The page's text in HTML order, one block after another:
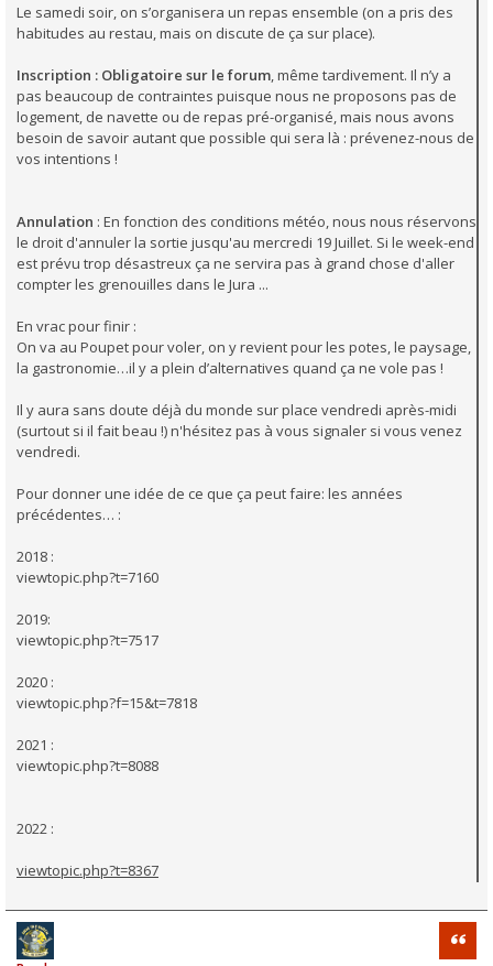
Le samedi soir, on s’organisera un repas ensemble (on a pris des
habitudes au restau, mais on discute de ça sur place).
Inscription : Obligatoire sur le forum, même tardivement. Il n’y a
pas beaucoup de contraintes puisque nous ne proposons pas de
logement, de navette ou de repas pré-organisé, mais nous avons
besoin de savoir autant que possible qui sera là : prévenez-nous de
vos intentions !
Annulation : En fonction des conditions météo, nous nous réservons
le droit d'annuler la sortie jusqu'au mercredi 19 Juillet. Si le week-end
est prévu trop désastreux ça ne servira pas à grand chose d'aller
compter les grenouilles dans le Jura ...
En vrac pour finir :
On va au Poupet pour voler, on y revient pour les potes, le paysage,
la gastronomie…il y a plein d’alternatives quand ça ne vole pas !
Il y aura sans doute déjà du monde sur place vendredi après-midi
(surtout si il fait beau !) n'hésitez pas à vous signaler si vous venez
vendredi.
Pour donner une idée de ce que ça peut faire: les années
précédentes… :
2018 :
viewtopic.php?t=7160
2019:
viewtopic.php?t=7517
2020 :
viewtopic.php?f=15&t=7818
2021 :
viewtopic.php?t=8088
2022 :
viewtopic.php?t=8367